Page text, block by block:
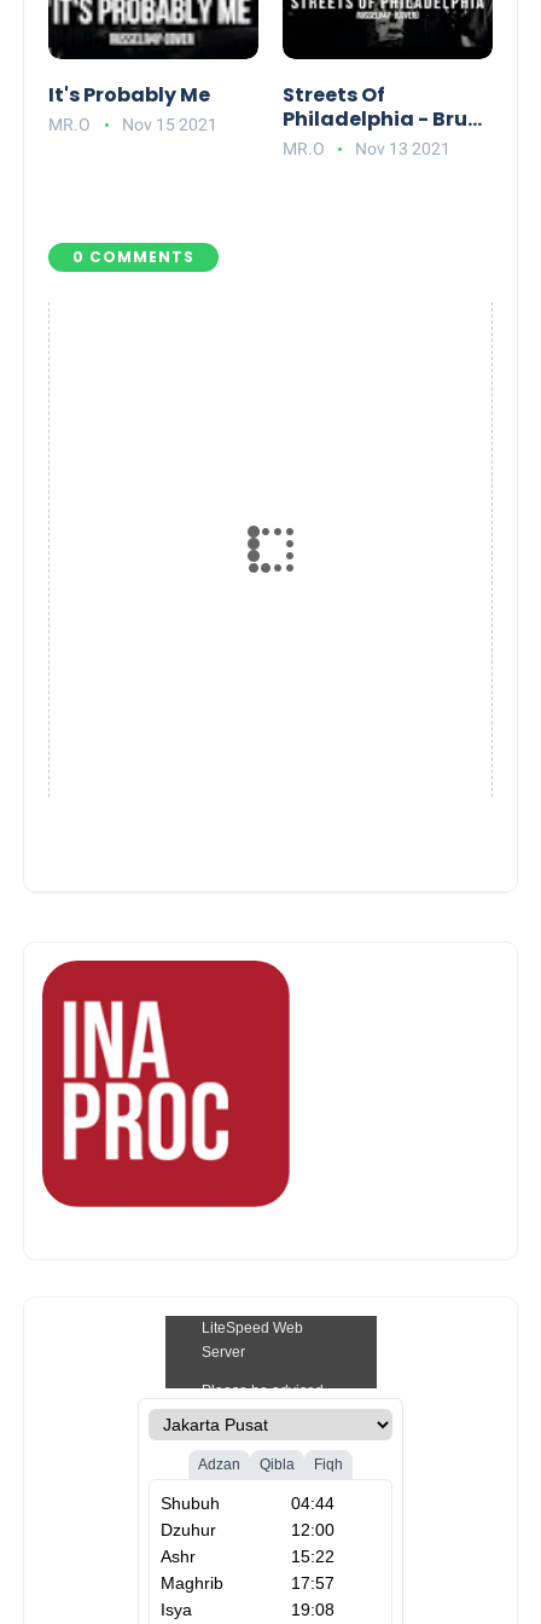
It's Probably Me
MR.O Nov 15 2021
Streets Of
Philadelphia - Bruce
Springsteen
MR.O Nov 13 2021
0 COMMENTS